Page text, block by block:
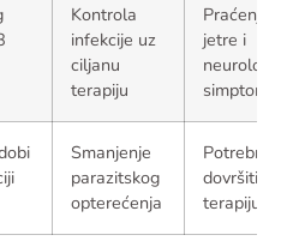
Kontrola
infekcije uz
ciljanu
terapiju
Praćenje
jetre i
simptoma
Smanjenje
parazitskog
opterećenja
Potrebno
dovršiti
terapiju